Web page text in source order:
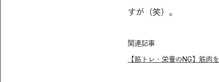
すが（笑）。
関連記事
【筋トレ・栄養のNG】筋肉